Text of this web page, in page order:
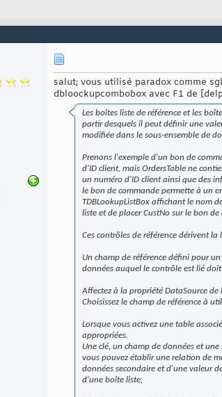
salut; vous utilisé paradox comme
dbloockupcombobox avec F1 de
Les boîtes liste de référence et les
partir desquels il peut définir une
modifiée dans le sous-ensemble de
Prenons l'exemple d'un bon de
d'ID client, mais OrdersTable ne
un numéro d'ID client ainsi que des
le bon de commande permette à un
TDBLookupListBox affichant le nom
liste et de placer CustNo sur le bon de
Ces contrôles de référence dérivent
Un champ de référence défini pour
données auquel le contrôle est lié
Affectez à la propriété DataSource
Choisissez le champ de référence à
Lorsque vous activez une table
appropriées.
Une clé, un champ de données et
vous pouvez établir une relation de
données secondaire et d'une valeur
d'une boîte liste,